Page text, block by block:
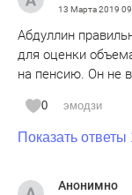
13 Марта 2019
Абдуллин
для оценки
на пенсию. Он не
0 эмодзи
Показать ответы
Анонимно